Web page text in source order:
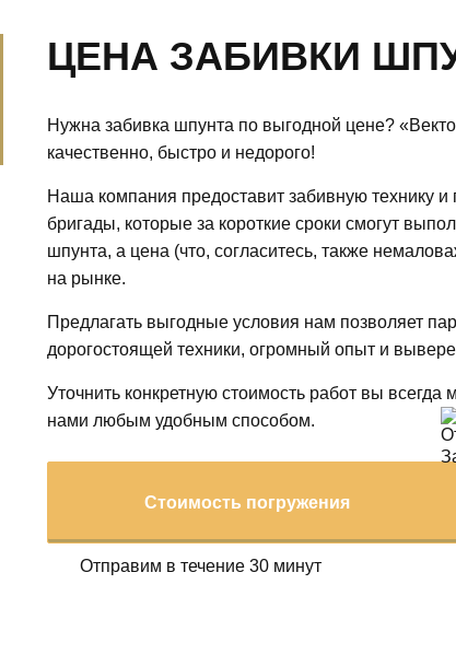
ЦЕНА ЗАБИВКИ
Нужна забивка шпунта по выгодной цене?
качественно, быстро и недорого!
Наша компания предоставит забивную технику
бригады, которые за короткие сроки смогут
шпунта, а цена (что, согласитесь, также
на рынке.
Предлагать выгодные условия нам позволяет
дорогостоящей техники, огромный опыт и
Уточнить конкретную стоимость работ вы всегда
нами любым удобным способом.
Стоимость погружения
Отправим в течение 30 минут